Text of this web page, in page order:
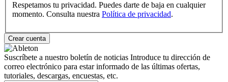
Respetamos tu privacidad. Puedes darte de baja en cualquier
momento. Consulta nuestra Política de privacidad.
Suscríbete a nuestro boletín de noticias Introduce tu dirección de
correo electrónico para estar informado de las últimas ofertas,
tutoriales, descargas, encuestas, etc.